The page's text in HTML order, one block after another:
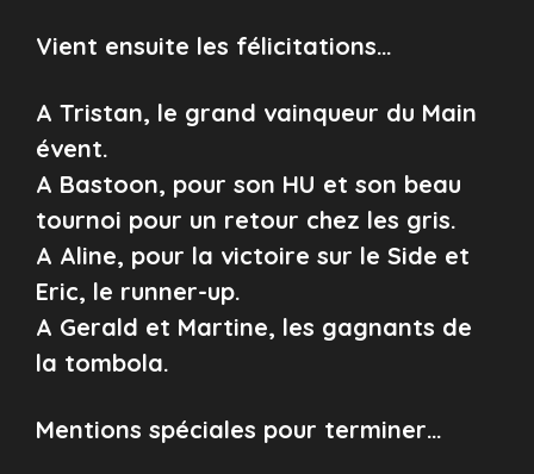
Vient ensuite les félicitations…
A Tristan, le grand vainqueur du Main
évent.
A Bastoon, pour son HU et son beau
tournoi pour un retour chez les gris.
A Aline, pour la victoire sur le Side et
Eric, le runner-up.
A Gerald et Martine, les gagnants de
la tombola.
Mentions spéciales pour terminer…